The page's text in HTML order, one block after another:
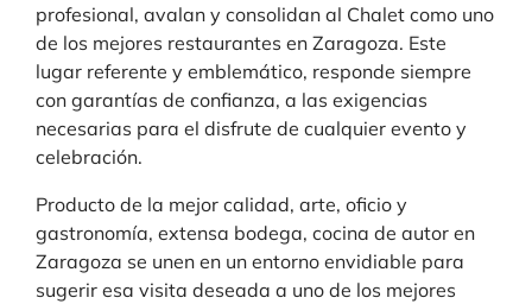
profesional, avalan y consolidan al Chalet como uno
de los mejores restaurantes en Zaragoza. Este
lugar referente y emblemático, responde siempre
con garantías de confianza, a las exigencias
necesarias para el disfrute de cualquier evento y
celebración.
Producto de la mejor calidad, arte, oficio y
gastronomía, extensa bodega, cocina de autor en
Zaragoza se unen en un entorno envidiable para
sugerir esa visita deseada a uno de los mejores